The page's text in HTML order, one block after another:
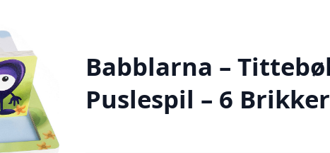
Babblarna –
Puslespil – 6 Brikker